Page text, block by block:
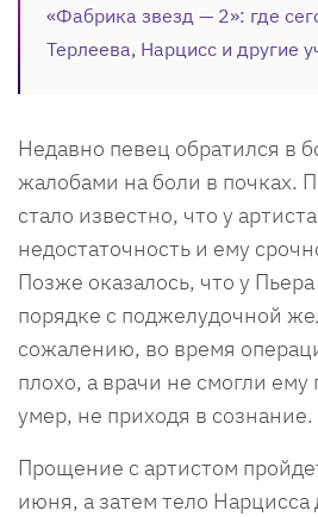
«Фабрика звезд — 2»: где
Терлеева, Нарцисс и другие
Недавно певец обратился в
жалобами на боли в почках.
стало известно, что у
недостаточность и ему
Позже оказалось, что у
порядке с поджелудочной
сожалению, во время
плохо, а врачи не смогли
умер, не приходя в
Прощение с артистом
июня, а затем тело Нарцисса